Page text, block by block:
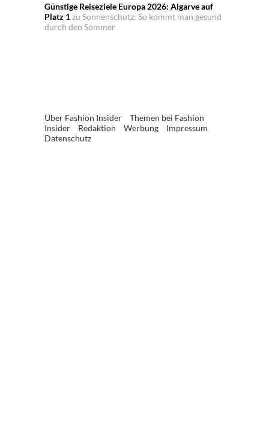
Günstige Reiseziele Europa 2026: Algarve auf
Platz 1zu Sonnenschutz: So kommt man gesund
durch den Sommer
Über Fashion Insider
Themen bei Fashion
Insider
Redaktion Werbung
Impressum
Datenschutz